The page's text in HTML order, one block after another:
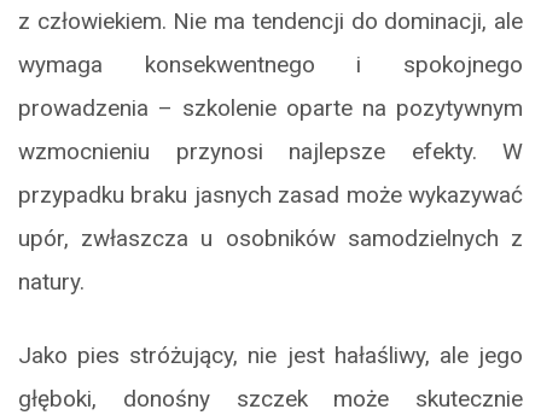
z człowiekiem. Nie ma tendencji do dominacji, ale
wymaga konsekwentnego i spokojnego
prowadzenia – szkolenie oparte na pozytywnym
wzmocnieniu przynosi najlepsze efekty. W
przypadku braku jasnych zasad może wykazywać
upór, zwłaszcza u osobników samodzielnych z
natury.
Jako pies stróżujący, nie jest hałaśliwy, ale jego
głęboki, donośny szczek może skutecznie